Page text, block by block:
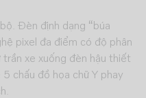
Đèn định dạng “búa
pixel đa điểm có độ phân
xe xuống đèn hậu thiết
chấu đồ họa chữ Y phay